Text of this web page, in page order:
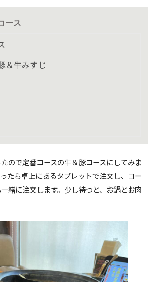
ース
＆牛みすじ
ので定番コースの牛＆豚コースにしてみま
たら卓上にあるタブレットで注文し、コー
緒に注文します。少し待つと、お鍋とお肉